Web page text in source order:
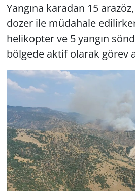
Yangına karadan 15
dozer ile müdahale
helikopter ve 5 yangın
bölgede aktif olarak görev